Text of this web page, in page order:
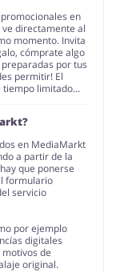
en
directamente al
momento. Invita
cómprate algo
por tus
permitir! El
tiempo limitado...
en MediaMarkt
a partir de la
que ponerse
formulario
servicio
por ejemplo
digitales
de
original.